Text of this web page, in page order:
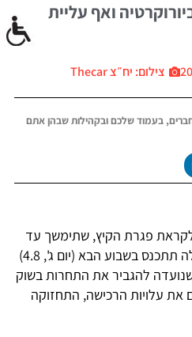
ואף עליית
צילום: יח״צ Thecar
בעמוד שלכם ובקהילות שבהן אתם
פגרת הקיץ, שתימשך עד
אמצע אוקטובר, ועדת הכלכלה תתכנס בשבוע הבא (יום ג', 4.8)
להגביר את התחרות בשוק
את עלויות הרכישה, התחזוקה